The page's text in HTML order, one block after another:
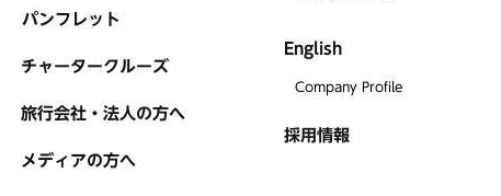
パンフレット
チャータークルーズ
旅行会社・法人の方へ
メディアの方へ
English
Company Profile
採用情報